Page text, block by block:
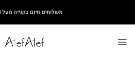
content
משלוחים חינם בקנייה מעל ₪500